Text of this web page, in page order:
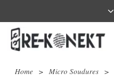
Home > Micro Soudures >